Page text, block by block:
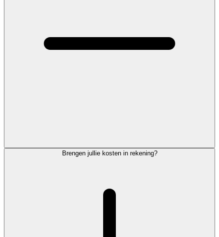
Brengen jullie kosten in rekening?